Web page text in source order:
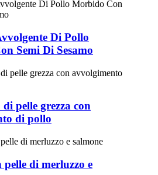
Di Pollo
Semi Di Sesamo
pelle grezza con
di pollo
pelle di merluzzo e